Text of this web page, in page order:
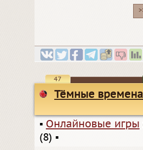
47
Тёмные
▪ Онлайновые игры
(8) ▪